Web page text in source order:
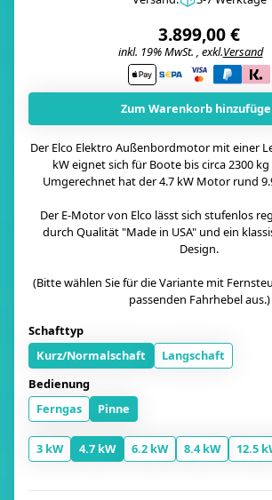
3.899,00 €
inkl. 19% MwSt. , exkl.Versand
Zum Warenkorb
Der Elco Elektro Außenbordmotor mit einer
kW eignet sich für Boote bis circa 2300
Umgerechnet hat der 4.7 kW Motor rund
Der E-Motor von Elco lässt sich stufenlos
durch Qualität "Made in USA" und ein
Design.
(Bitte wählen Sie für die Variante mit
passenden Fahrhebel aus.)
Schafttyp
Kurz/Normalschaft
Langschaft
Bedienung
Ferngas
Pinne
3 kW 4.7 kW 6.2 kW 8.4 kW 12.5